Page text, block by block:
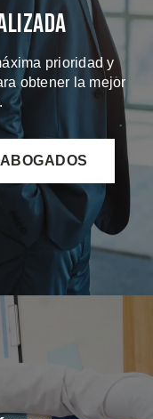
prioridad y
obtener la mejor